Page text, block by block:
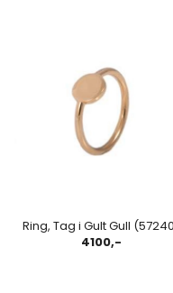
Ring, Tag i Gult Gull
4100,-